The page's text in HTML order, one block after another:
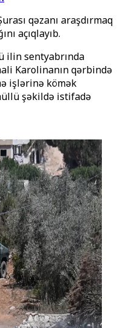
qəzanı araşdırmaq
açıqlayıb.
ilin sentyabrında
Karolinanın qərbində
işlərinə kömək
şəkildə istifadə